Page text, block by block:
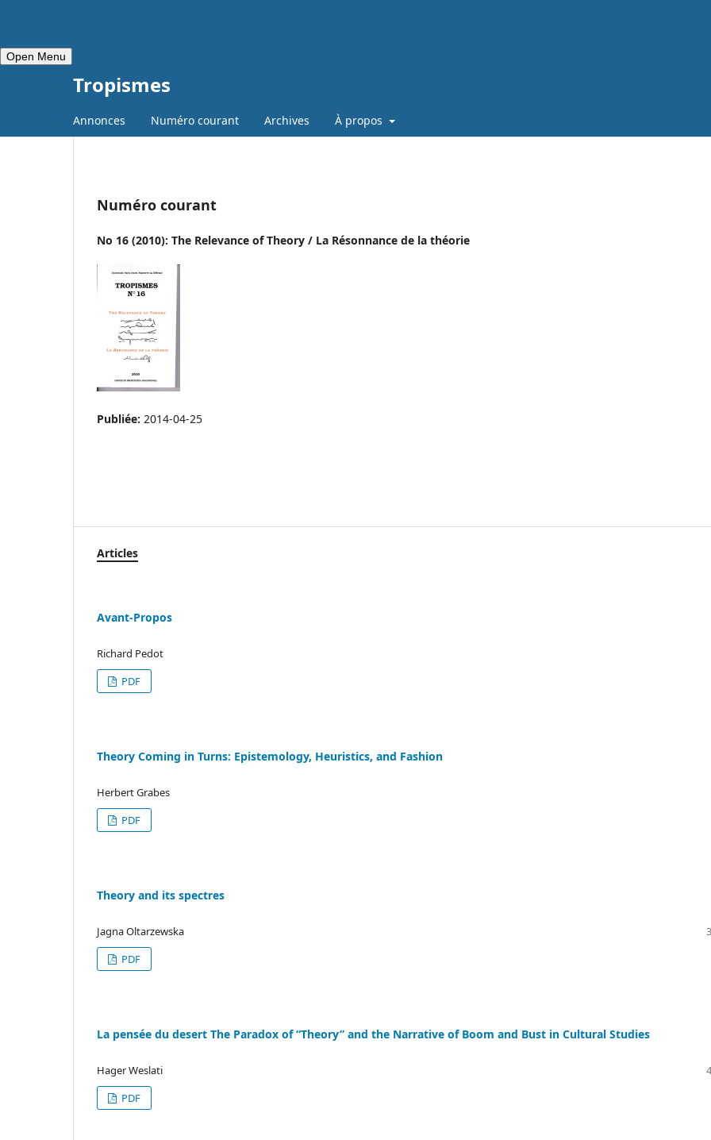
Open Menu
Tropismes
Annonces Numéro courant Archives À propos
Numéro courant
No 16 (2010): The Relevance of Theory / La Résonnance de la théorie
Publiée: 2014-04-25
Articles
Avant-Propos
Richard Pedot
PDF
Theory Coming in Turns: Epistemology, Heuristics, and Fashion
Herbert Grabes
PDF
Theory and its spectres
Jagna Oltarzewska
PDF
La pensée du desert The Paradox of “Theory” and the Narrative of Boom and Bust in Cultural Studies
Hager Weslati
PDF